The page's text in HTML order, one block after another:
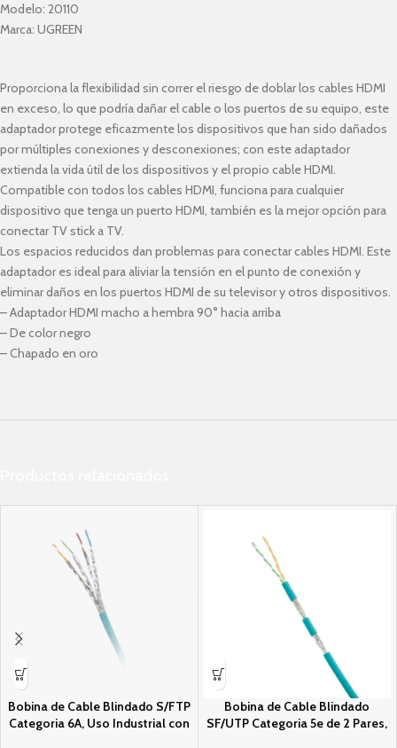
Modelo: 20110
Marca: UGREEN
Proporciona la flexibilidad sin correr el riesgo de doblar los cables HDMI
en exceso, lo que podría dañar el cable o los puertos de su equipo, este
adaptador protege eficazmente los dispositivos que han sido dañados
por múltiples conexiones y desconexiones; con este adaptador
extienda la vida útil de los dispositivos y el propio cable HDMI.
Compatible con todos los cables HDMI, funciona para cualquier
dispositivo que tenga un puerto HDMI, también es la mejor opción para
conectar TV stick a TV.
Los espacios reducidos dan problemas para conectar cables HDMI. Este
adaptador es ideal para aliviar la tensión en el punto de conexión y
eliminar daños en los puertos HDMI de su televisor y otros dispositivos.
– Adaptador HDMI macho a hembra 90° hacia arriba
– De color negro
– Chapado en oro
Bobina de Cable Blindado S/FTP
Categori­a 6A, Uso Industrial con
Bobina de Cable Blindado
SF/UTP Categori­a 5e de 2 Pares,